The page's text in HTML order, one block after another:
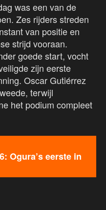
was een van de
Zes rijders streden
van positie en
strijd vooraan.
goede start, vocht
zijn eerste
Oscar Gutiérrez
terwijl
het podium compleet
Ogura’s eerste in